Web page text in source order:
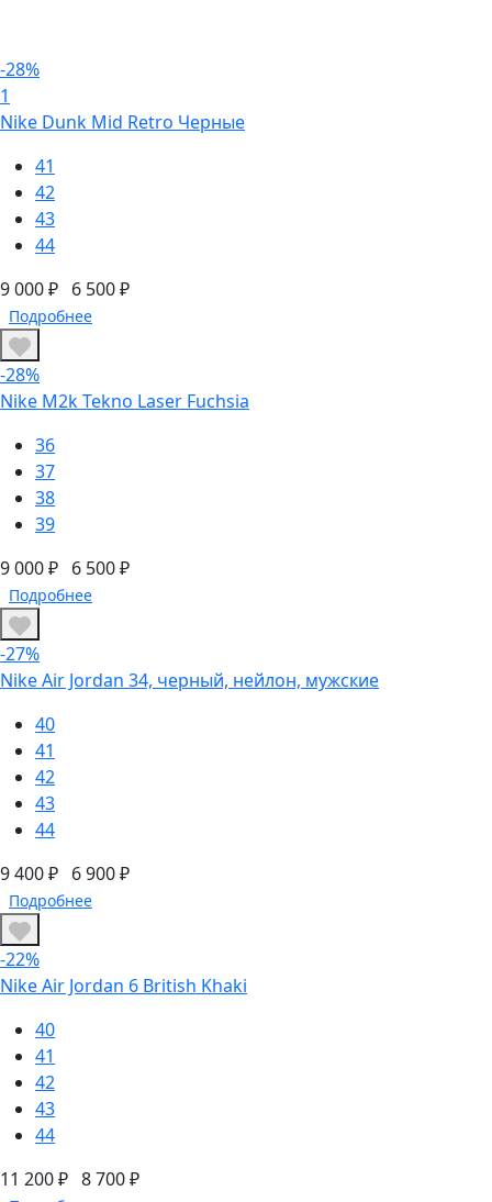
-28%
1
Nike Dunk Mid Retro Черные
41
42
43
44
9 000 ₽ 6 500 ₽
Подробнее
-28%
Nike M2k Tekno Laser Fuchsia
36
37
38
39
9 000 ₽ 6 500 ₽
Подробнее
-27%
Nike Air Jordan 34, черный, нейлон, мужские
40
41
42
43
44
9 400 ₽ 6 900 ₽
Подробнее
-22%
Nike Air Jordan 6 British Khaki
40
41
42
43
44
11 200 ₽ 8 700 ₽